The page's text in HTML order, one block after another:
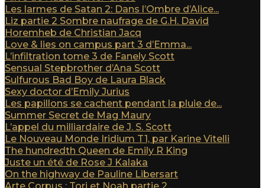
Les larmes de Satan 2: Dans l’Ombre d’Alice...
Liz partie 2 Sombre naufrage de G.H. David
Horemheb de Christian Jacq
Love & lies on campus part 3 d’Emma...
L’infiltration tome 3 de Fanely Scott
Sensual Stepbrother d’Ana Scott
Sulfurous Bad Boy de Laura Black
Sexy doctor d’Emily Jurius
Les papillons se cachent pendant la pluie de...
Summer Secret de Mag Maury
L’appel du milliardaire de J. S. Scott
Le Nouveau Monde Iridium T1, par Karine Vitelli
The hundredth Queen de Emily R King
Juste un été de Rose J Kalaka
On the highway de Pauline Libersart